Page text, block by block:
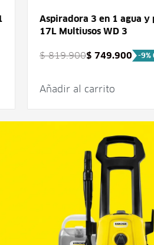
Aspiradora 3 en 1 agua y
17L Multiusos WD 3
$819.900$ 749.900 -9%
Añadir al carrito